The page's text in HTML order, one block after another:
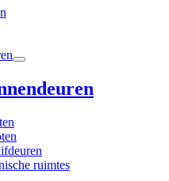
ruimtes